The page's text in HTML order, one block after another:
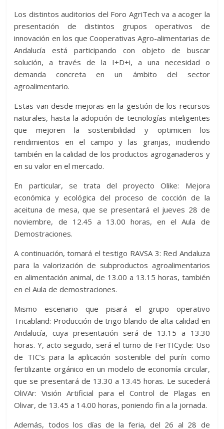
Los distintos auditorios del Foro AgriTech va a acoger la
presentación de distintos grupos operativos de
innovación en los que Cooperativas Agro-alimentarias de
Andalucía está participando con objeto de buscar
solución, a través de la I+D+i, a una necesidad o
demanda concreta en un ámbito del sector
agroalimentario.
Estas van desde mejoras en la gestión de los recursos
naturales, hasta la adopción de tecnologías inteligentes
que mejoren la sostenibilidad y optimicen los
rendimientos en el campo y las granjas, incidiendo
también en la calidad de los productos agroganaderos y
en su valor en el mercado.
En particular, se trata del proyecto Olike: Mejora
económica y ecológica del proceso de cocción de la
aceituna de mesa, que se presentará el jueves 28 de
noviembre, de 12.45 a 13.00 horas, en el Aula de
Demostraciones.
A continuación, tomará el testigo RAVSA 3: Red Andaluza
para la valorización de subproductos agroalimentarios
en alimentación animal, de 13.00 a 13.15 horas, también
en el Aula de demostraciones.
Mismo escenario que pisará el grupo operativo
Tricabland: Producción de trigo blando de alta calidad en
Andalucía, cuya presentación será de 13.15 a 13.30
horas. Y, acto seguido, será el turno de FerTICycle: Uso
de TIC’s para la aplicación sostenible del purín como
fertilizante orgánico en un modelo de economía circular,
que se presentará de 13.30 a 13.45 horas. Le sucederá
OliVAr: Visión Artificial para el Control de Plagas en
Olivar, de 13.45 a 14.00 horas, poniendo fin a la jornada.
Además, todos los días de la feria, del 26 al 28 de